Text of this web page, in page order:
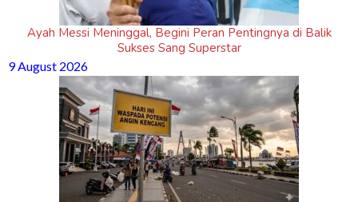
Ayah Messi Meninggal, Begini Peran Pentingnya di Balik
Sukses Sang Superstar
9 August 2026